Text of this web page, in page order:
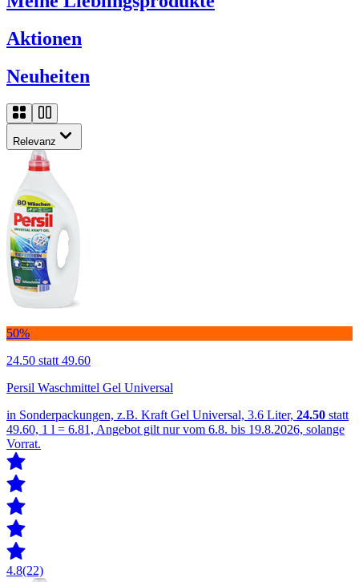
Aktionen
Neuheiten
Relevanz
50%
24.50 statt 49.60
Persil Waschmittel Gel Universal
in Sonderpackungen, z.B. Kraft Gel Universal, 3.6 Liter, 24.50 statt
49.60, 1 l = 6.81, Angebot gilt nur vom 6.8. bis 19.8.2026, solange
Vorrat.
4.8(22)